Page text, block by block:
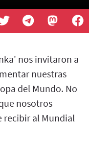
nos invitaron a
nuestras
del Mundo. No
nosotros
recibir al Mundial